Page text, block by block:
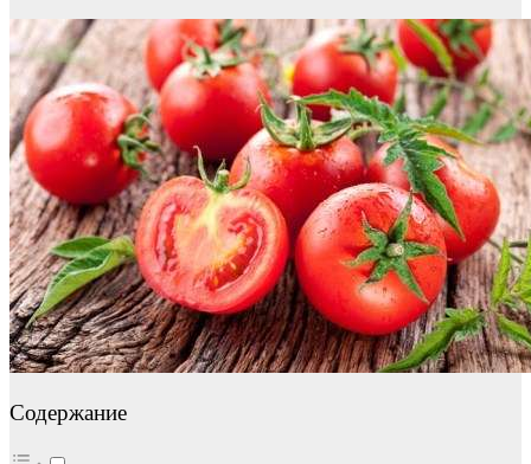
Содержание